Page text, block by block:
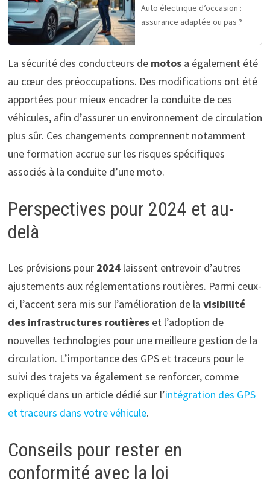
Auto électrique d’occasion :
assurance adaptée ou pas ?
La sécurité des conducteurs de motosa également été
au cœur des préoccupations. Des modifications ont été
apportées pour mieux encadrer la conduite de ces
véhicules, afin d’assurer un environnement de circulation
plus sûr. Ces changements comprennent notamment
une formation accrue sur les risques spécifiques
associés à la conduite d’une moto.
Perspectives pour 2024 et au-
delà
Les prévisions pour 2024laissent entrevoir d’autres
ajustements aux réglementations routières. Parmi ceux-
ci, l’accent sera mis sur l’amélioration de la visibilité
des infrastructures routièreset l’adoption de
nouvelles technologies pour une meilleure gestion de la
circulation. L’importance des GPS et traceurs pour le
suivi des trajets va également se renforcer, comme
expliqué dans un article dédié sur l’intégration des GPS
et traceurs dans votre véhicule.
Conseils pour rester en
conformité avec la loi